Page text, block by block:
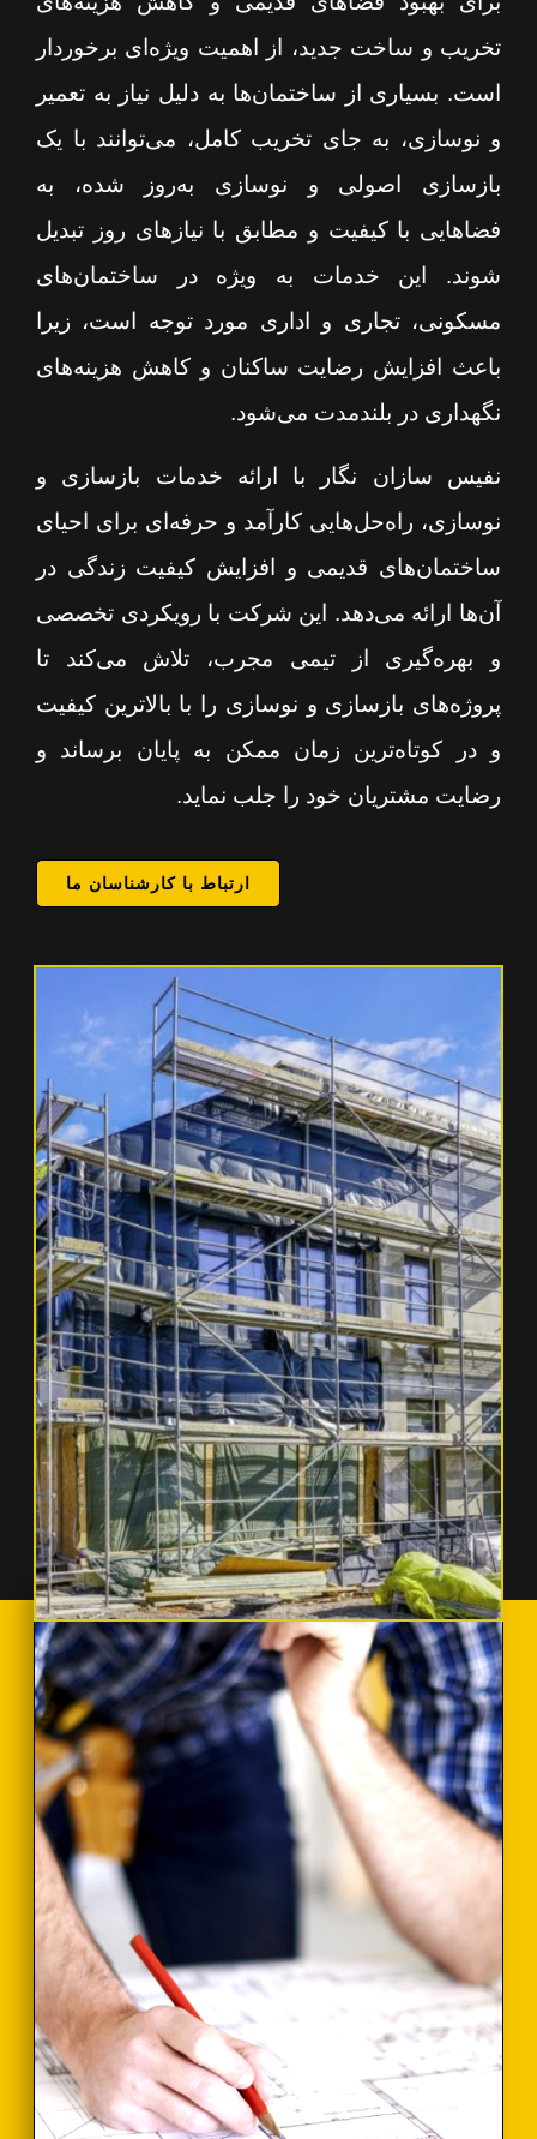
تخریب و ساخت جدید، از اهمیت ویژه‌ای برخوردار
است. بسیاری از ساختمان‌ها به دلیل نیاز به تعمیر
و نوسازی، به جای تخریب کامل، می‌توانند با یک
بازسازی اصولی و نوسازی به‌روز شده، به
فضاهایی با کیفیت و مطابق با نیازهای روز تبدیل
شوند. این خدمات به ویژه در ساختمان‌های
مسکونی، تجاری و اداری مورد توجه است، زیرا
باعث افزایش رضایت ساکنان و کاهش هزینه‌های
نگهداری در بلندمدت می‌شود.
نفیس سازان نگار با ارائه خدمات بازسازی و
نوسازی، راه‌حل‌هایی کارآمد و حرفه‌ای برای احیای
ساختمان‌های قدیمی و افزایش کیفیت زندگی در
آن‌ها ارائه می‌دهد. این شرکت با رویکردی تخصصی
و بهره‌گیری از تیمی مجرب، تلاش می‌کند تا
پروژه‌های بازسازی و نوسازی را با بالاترین کیفیت
و در کوتاه‌ترین زمان ممکن به پایان برساند و
رضایت مشتریان خود را جلب نماید.
ارتباط با کارشناسان ما